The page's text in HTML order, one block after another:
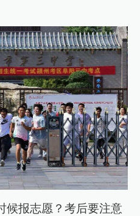
候报志愿？考后要注意